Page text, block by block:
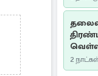
ஒரு
2